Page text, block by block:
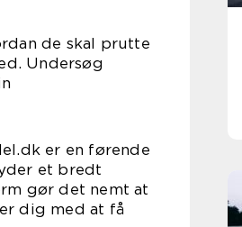
de skal prutte
Undersøg
er en førende
et bredt
gør det nemt at
dig med at få